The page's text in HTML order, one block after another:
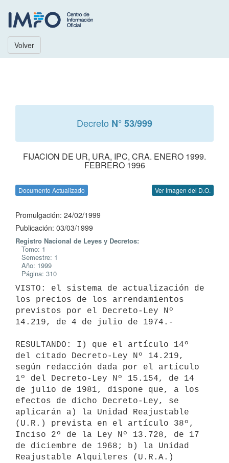
Volver
Decreto N° 53/999
FIJACION DE UR, URA, IPC, CRA. ENERO 1999.
FEBRERO 1996
Documento Actualizado Ver Imagen del D.O.
Promulgación: 24/02/1999
Publicación: 03/03/1999
Registro Nacional de Leyes y Decretos:
Tomo: 1
Semestre: 1
Año: 1999
Página: 310
VISTO: el sistema de actualización de
los precios de los arrendamientos
previstos por el Decreto-Ley Nº
14.219, de 4 de julio de 1974.-
RESULTANDO: I) que el artículo 14º
del citado Decreto-Ley Nº 14.219,
según redacción dada por el artículo
1º del Decreto-Ley Nº 15.154, de 14
de julio de 1981, dispone que, a los
efectos de dicho Decreto-Ley, se
aplicarán a) la Unidad Reajustable
(U.R.) prevista en el artículo 38º,
Inciso 2º de la Ley Nº 13.728, de 17
de diciembre de 1968; b) la Unidad
Reajustable Alquileres (U.R.A.)